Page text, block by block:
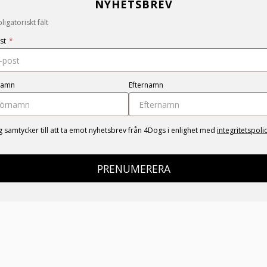
NYHETSBREV
fält
*
Efternamn
samtycker till att ta emot nyhetsbrev från 4Dogs i enlighet med
PRENUMERERA